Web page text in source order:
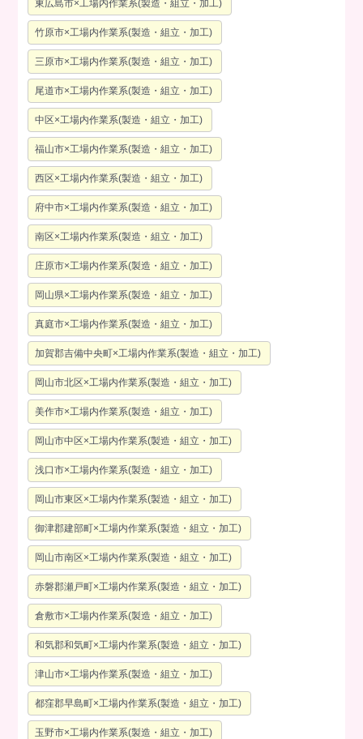
東広島市×工場内作業系(製造・組立・加工)
竹原市×工場内作業系(製造・組立・加工)
三原市×工場内作業系(製造・組立・加工)
尾道市×工場内作業系(製造・組立・加工)
中区×工場内作業系(製造・組立・加工)
福山市×工場内作業系(製造・組立・加工)
西区×工場内作業系(製造・組立・加工)
府中市×工場内作業系(製造・組立・加工)
南区×工場内作業系(製造・組立・加工)
庄原市×工場内作業系(製造・組立・加工)
岡山県×工場内作業系(製造・組立・加工)
真庭市×工場内作業系(製造・組立・加工)
加賀郡吉備中央町×工場内作業系(製造・組立・加工)
岡山市北区×工場内作業系(製造・組立・加工)
美作市×工場内作業系(製造・組立・加工)
岡山市中区×工場内作業系(製造・組立・加工)
浅口市×工場内作業系(製造・組立・加工)
岡山市東区×工場内作業系(製造・組立・加工)
御津郡建部町×工場内作業系(製造・組立・加工)
岡山市南区×工場内作業系(製造・組立・加工)
赤磐郡瀬戸町×工場内作業系(製造・組立・加工)
倉敷市×工場内作業系(製造・組立・加工)
和気郡和気町×工場内作業系(製造・組立・加工)
津山市×工場内作業系(製造・組立・加工)
都窪郡早島町×工場内作業系(製造・組立・加工)
玉野市×工場内作業系(製造・組立・加工)